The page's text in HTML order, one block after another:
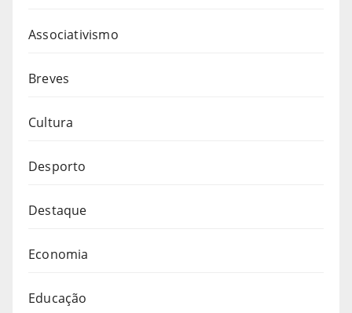
Associativismo
Breves
Cultura
Desporto
Destaque
Economia
Educação